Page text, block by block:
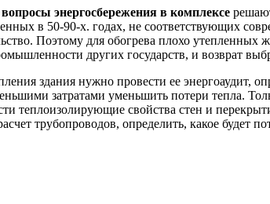
вопросы энергосбережения в комплексе
в 50-90-х. годах, не соответствующих
Поэтому для обогрева плохо
других государств, и возврат
здания нужно провести ее энергоаудит,
затратами уменьшить потери тепла.
теплоизолирующие свойства стен и
трубопроводов, определить, какое будет